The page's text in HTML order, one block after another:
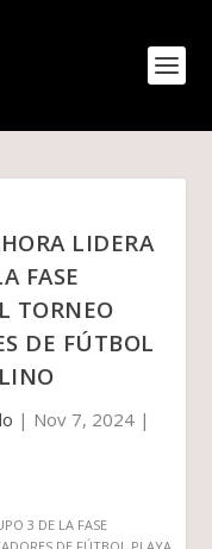
LIDERA
FASE
TORNEO
DE FÚTBOL
| Nov 7, 2024 |